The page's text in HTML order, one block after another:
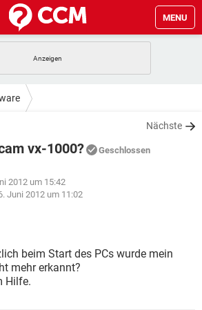
MENU
TIKTOK
TIKTOK
STREAMING
INSTAGRAM
STREAMING
TIKTOK
INSTAGRAM
Nächste
vx-1000? Geschlossen
2012 um 15:42
Juni 2012 um 11:02
beim Start des PCs wurde mein
mehr erkannt?
Hilfe.